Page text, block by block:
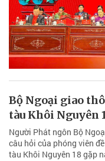
Bộ Ngoại giao
tàu Khôi Nguyên
Người Phát ngôn Bộ
câu hỏi của phóng viên
tàu Khôi Nguyên 18 gặp